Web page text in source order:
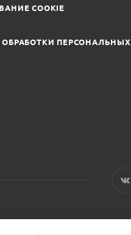
COOKIE
ПЕРСОНАЛЬНЫХ